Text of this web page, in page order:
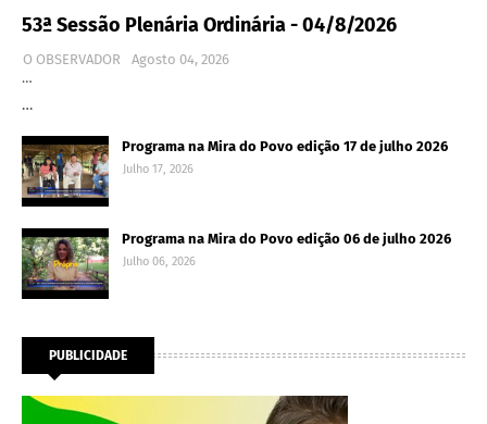
53ª Sessão Plenária Ordinária - 04/8/2026
O OBSERVADOR
Agosto 04, 2026
…
…
Programa na Mira do Povo edição 17 de julho 2026
Julho 17, 2026
Programa na Mira do Povo edição 06 de julho 2026
Julho 06, 2026
PUBLICIDADE